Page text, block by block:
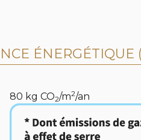
ÉNERGÉTIQUE
80 kg CO2/m2/an